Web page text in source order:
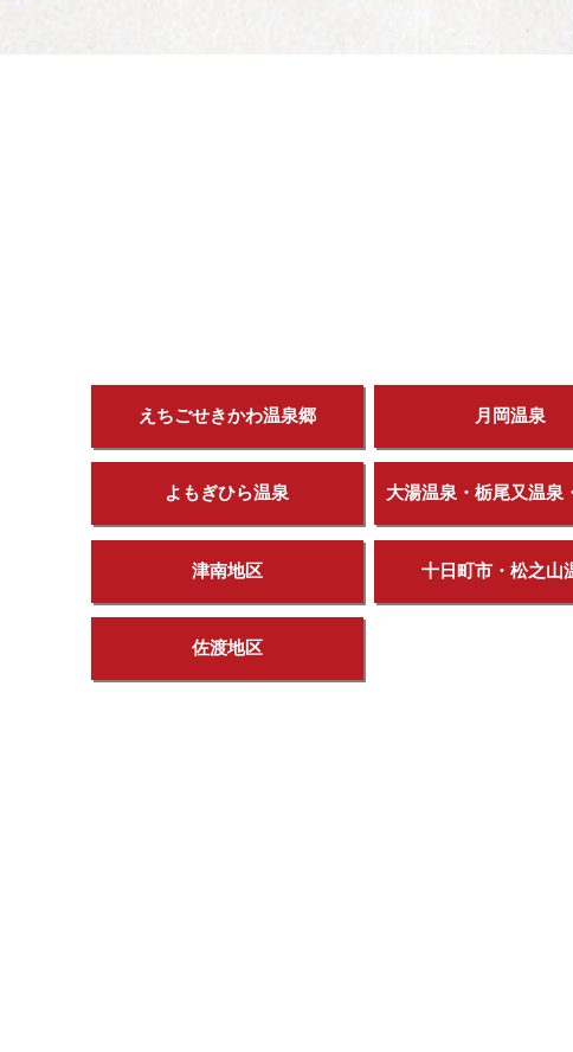
えちごせきかわ温泉郷 月岡温泉
よもぎひら温泉 大湯温泉・栃尾又温泉
津南地区 十日町市・松之山
佐渡地区